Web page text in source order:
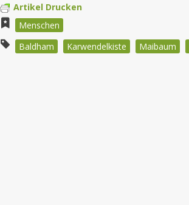
Artikel Drucken
Menschen
Baldham
Karwendelkiste Maibaum